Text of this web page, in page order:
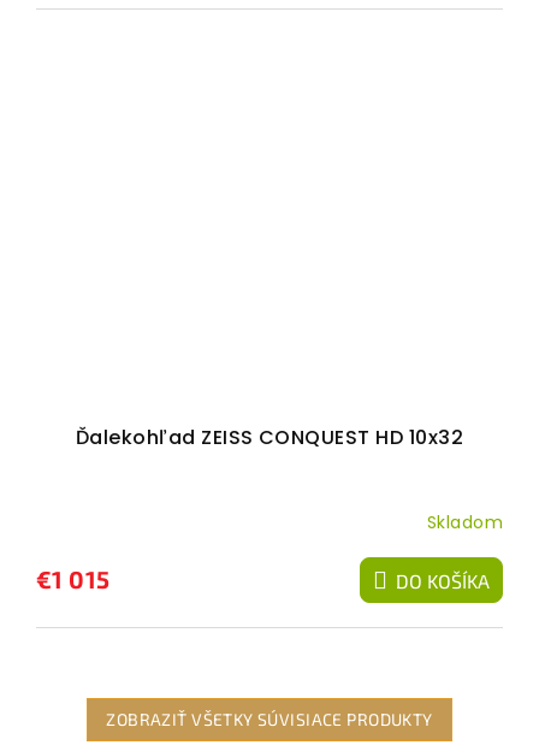
Ďalekohľad ZEISS CONQUEST HD 10x32
Skladom
€1 015 DO KOŠÍKA
ZOBRAZIŤ VŠETKY SÚVISIACE PRODUKTY